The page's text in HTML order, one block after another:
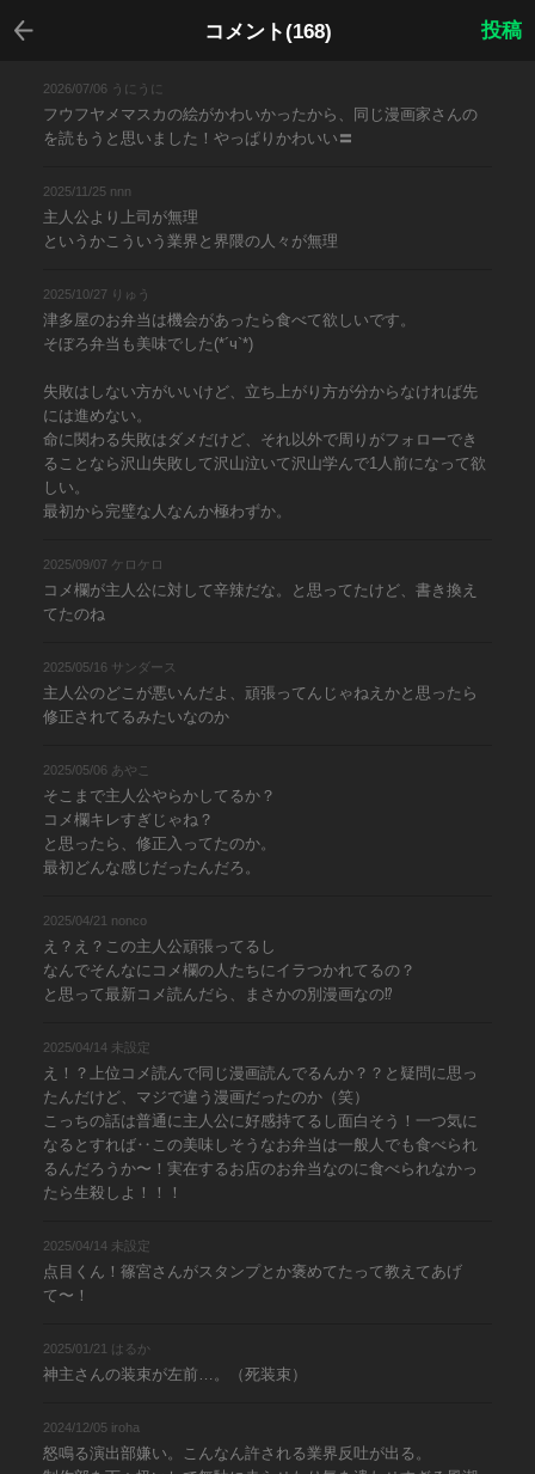
コメント(168)
戻る
投稿
2026/07/06 うにうに
フウフヤメマスカの絵がかわいかったから、同じ漫画家さんの
を読もうと思いました！やっぱりかわいい〓
2025/11/25 nnn
主人公より上司が無理
というかこういう業界と界隈の人々が無理
2025/10/27 りゅう
津多屋のお弁当は機会があったら食べて欲しいです。
そぼろ弁当も美味でした(*´ч`*)
失敗はしない方がいいけど、立ち上がり方が分からなければ先
には進めない。
命に関わる失敗はダメだけど、それ以外で周りがフォローでき
ることなら沢山失敗して沢山泣いて沢山学んで1人前になって欲
しい。
最初から完璧な人なんか極わずか。
2025/09/07 ケロケロ
コメ欄が主人公に対して辛辣だな。と思ってたけど、書き換え
てたのね
2025/05/16 サンダース
主人公のどこが悪いんだよ、頑張ってんじゃねえかと思ったら
修正されてるみたいなのか
2025/05/06 あやこ
そこまで主人公やらかしてるか？
コメ欄キレすぎじゃね？
と思ったら、修正入ってたのか。
最初どんな感じだったんだろ。
2025/04/21 nonco
え？え？この主人公頑張ってるし
なんでそんなにコメ欄の人たちにイラつかれてるの？
と思って最新コメ読んだら、まさかの別漫画なの⁉︎
2025/04/14 未設定
え！？上位コメ読んで同じ漫画読んでるんか？？と疑問に思っ
たんだけど、マジで違う漫画だったのか（笑）
こっちの話は普通に主人公に好感持てるし面白そう！一つ気に
なるとすれば‥この美味しそうなお弁当は一般人でも食べられ
るんだろうか〜！実在するお店のお弁当なのに食べられなかっ
たら生殺しよ！！！
2025/04/14 未設定
点目くん！篠宮さんがスタンプとか褒めてたって教えてあげ
て〜！
2025/01/21 はるか
神主さんの装束が左前…。（死装束）
2024/12/05 iroha
怒鳴る演出部嫌い。こんなん許される業界反吐が出る。